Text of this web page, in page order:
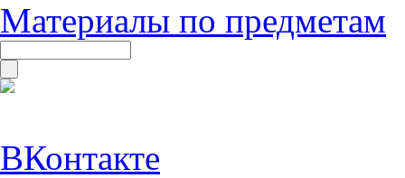
Материалы по предметам
ВКонтакте